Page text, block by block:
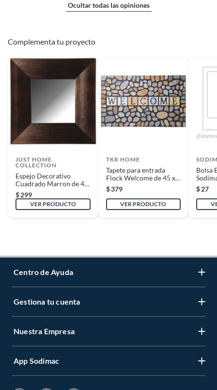
Ocultar todas las opiniones
Complementa tu proyecto
JUST HOME
COLLECTION
Espejo Decorativo
Cuadrado Marron de 40
x 40 cm Café
$299
VER PRODUCTO
TKR HOME
Tapete para entrada
Flock Welcome de 45 x
75 cm Multicolor
$379
VER PRODUCTO
Bolsa
$27
Centro de Ayuda
Servicio al Cliente
Venta a empresas
Gestiona tu cuenta
Gestiona tu cuenta
Nuestra Empresa
Nuestras tiendas
App Sodimac